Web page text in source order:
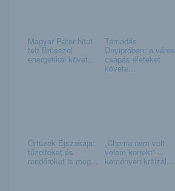
Magyar Péter hitet
tett Brüsszel
energetikai követ...
Támadás
Dnyipróban: a véres
csapás életeket
követe...
Őrtüzek Éjszakája:
tűzoltókat és
rendőröket is meg...
„Chema nem volt
velem korrekt” –
keményen kritizál...